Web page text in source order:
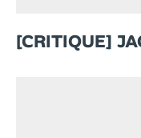
[CRITIQUE]